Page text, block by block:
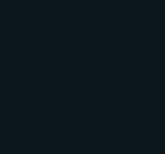
beladen ten doorvoer
Rijn en vice versa langs het
wat de administratie der in- en
of op Belgisch
onderworpen zijn aan de
de scheepvaart op de
Schelde en den Rijn.
bestemd, hetzij tot den
ten verbruike, of wel voor de
respectivelijk volgens de
landen.